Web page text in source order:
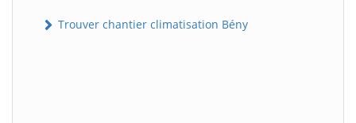
Trouver chantier climatisation Bény